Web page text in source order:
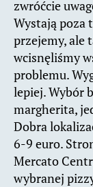
zwróćcie
Wystają poza
przejemy, ale
wcisnęliśmy
problemu.
lepiej. Wybór
margherita,
Dobra
6-9 euro.
Mercato
wybranej